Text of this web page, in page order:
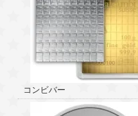
コンビバー